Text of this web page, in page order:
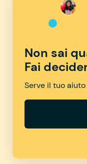
Non sai
Fai
Serve il tuo aiuto